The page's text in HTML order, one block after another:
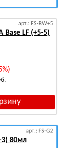
арт.: FS-BW+5
LF (+5-5)
арт.: FS-G2
3) 80мл